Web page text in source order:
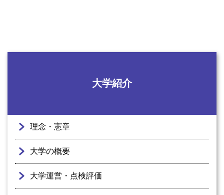
大学紹介
理念・憲章
大学の概要
大学運営・点検評価